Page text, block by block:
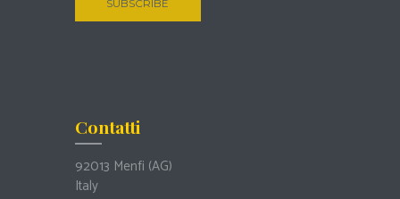
Contatti
92013 Menfi (AG)
Italy